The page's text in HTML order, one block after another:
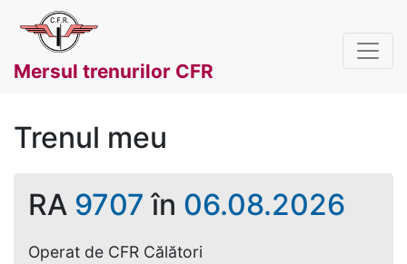
Mersul trenurilor CFR
Trenul meu
RA 9707 în 06.08.2026
Operat de CFR Călători